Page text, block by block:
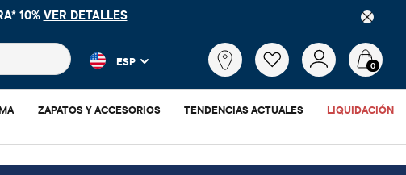
10% VER DETALLES
más populares y los resultados de productos a medida que
¿Qué
estás
ESP 0
ZAPATOS Y ACCESORIOS TENDENCIAS ACTUALES LIQUIDACIÓN